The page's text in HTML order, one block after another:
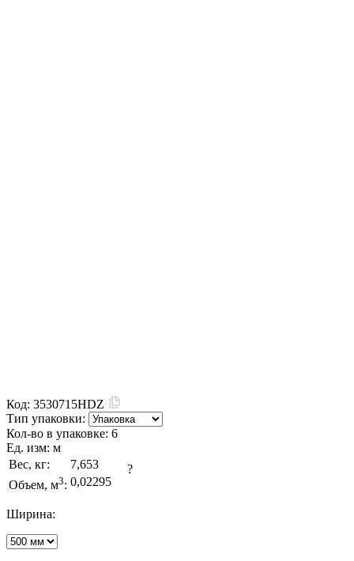
Код: 3530715HDZ
Тип упаковки:
Кол-во в упаковке: 6
Ед. изм: м
Вес, кг:
7,653
Объем, м3: 0,02295
?
Ширина: